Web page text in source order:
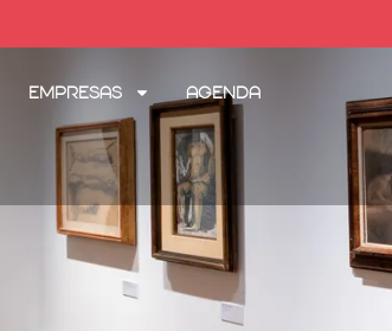
Empresas Agenda